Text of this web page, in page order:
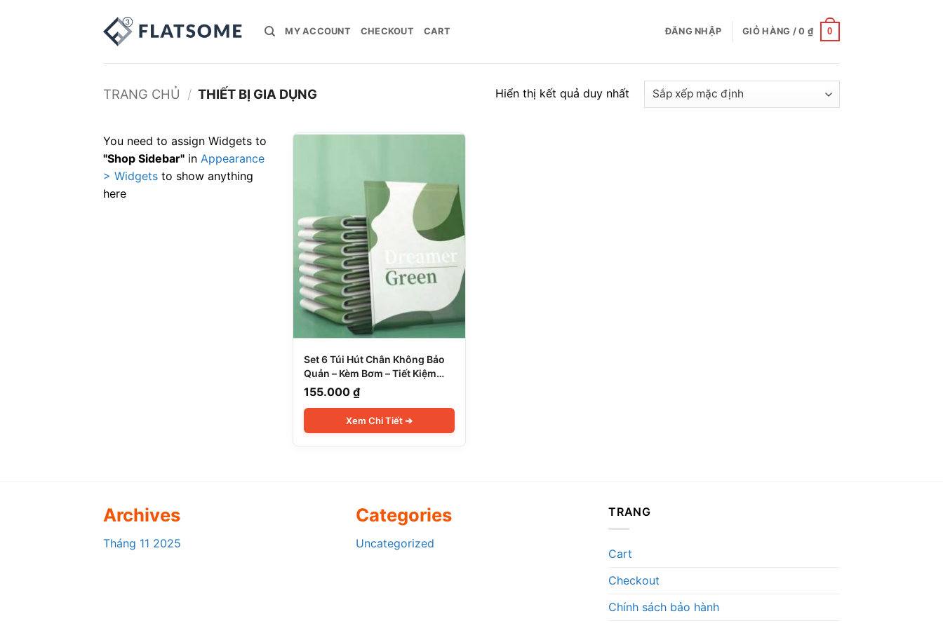
MY ACCOUNT CHECKOUT CART ĐĂNG NHẬP GIỎ HÀNG /0 ₫ 0
TRANG CHỦ / THIẾT BỊ GIA DỤNG Hiển thị kết quả duy nhất
You need to assign Widgets to
"Shop Sidebar" in Appearance
> Widgets to show anything
here
Set 6 Túi Hút Chân Không Bảo
Quản – Kèm Bơm – Tiết Kiệm
Diện Tích
155.000 ₫
Archives
Tháng 11 2025
Categories
Uncategorized
TRANG
Cart
Checkout
Chính sách bảo hành